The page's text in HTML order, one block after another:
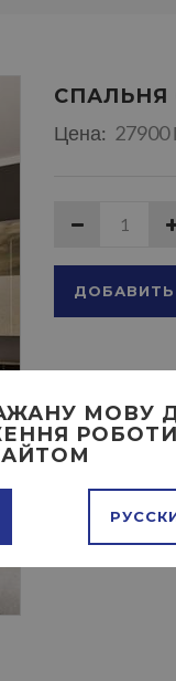
СПАЛЬНЯ
Цена:
ДОБАВИТЬ
МОВУ